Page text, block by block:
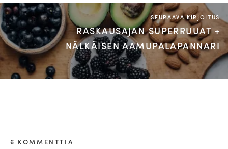
SEURAAVA KIRJOITUS
RASKAUSAJAN SUPERRUUAT +
NÄLKÄISEN AAMUPALAPANNARI
6 KOMMENTTIA